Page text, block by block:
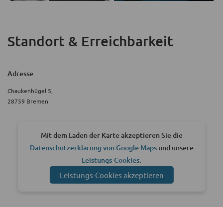
Standort & Erreichbarkeit
Adresse
Chaukenhügel 5,
28759 Bremen
Mit dem Laden der Karte akzeptieren Sie die
Datenschutzerklärung von Google Mapsund unsere
Leistungs-Cookies
Leistungs-Cookies akzeptieren